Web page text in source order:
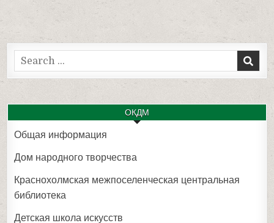
Search
for:
ОКДМ
Общая информация
Дом народного творчества
Краснохолмская межпоселенческая центральная
библиотека
Детская школа искусств